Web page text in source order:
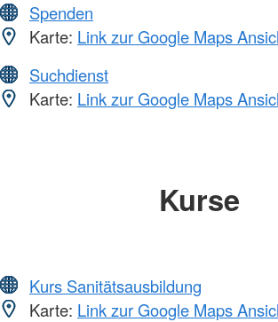
Spenden
Karte: Link zur Google Maps
Suchdienst
Karte: Link zur Google Maps
Kurse
Kurs Sanitätsausbildung
Karte: Link zur Google Maps